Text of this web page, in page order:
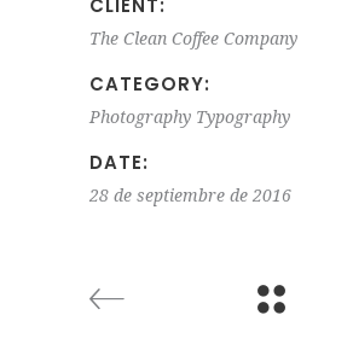
CLIENT:
The Clean Coffee Company
CATEGORY:
Photography Typography
DATE:
28 de septiembre de 2016